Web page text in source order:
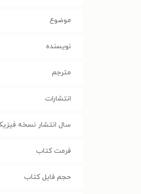
موضوع
نویسنده
مترجم
انتشارات
سال انتشار نسخه
فرمت کتاب
حجم فایل کتاب